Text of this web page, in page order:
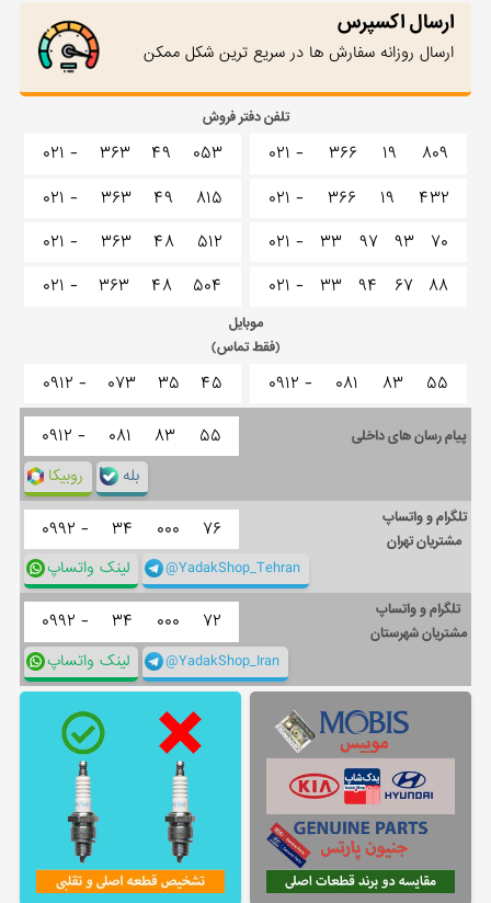
ارسال اکسپرس
ارسال روزانه سفارش ها در سریع ترین شکل ممکن
تلفن دفتر فروش
۰۲۱ - ۳۶۶ ۱۹
۸۰۹
۰۲۱ -
۳۶۶ ۱۹
۴۳۲
۰۲۱ -
۳۳ ۹۷ ۹۳
۷۰
۰۲۱ -
۳۳ ۹۴ ۶۷ ۸۸
۰۲۱ - ۳۶۳ ۴۹
۰۵۳
۰۲۱ -
۳۶۳ ۴۹
۸۱۵
۰۲۱ -
۳۶۳ ۴۸
۵۱۲
۰۲۱ -
۳۶۳ ۴۸ ۵۰۴
موبایل
(فقط تماس)
۰۹۱۲ - ۰۸۱ ۸۳ ۵۵ ۰۹۱۲ - ۰۷۳ ۳۵ ۴۵
پیام رسان های داخلی ۰۹۱۲ - ۰۸۱ ۸۳ ۵۵
روبیکا بله
تلگرام و واتساپ
مشتریان تهران
۰۹۹۲ - ۳۴ ۰۰۰ ۷۶
لینک واتساپ @YadakShop_Tehran
تلگرام و واتساپ
مشتریان شهرستان
۰۹۹۲ - ۳۴ ۰۰۰ ۷۲
لینک واتساپ @YadakShop_Iran